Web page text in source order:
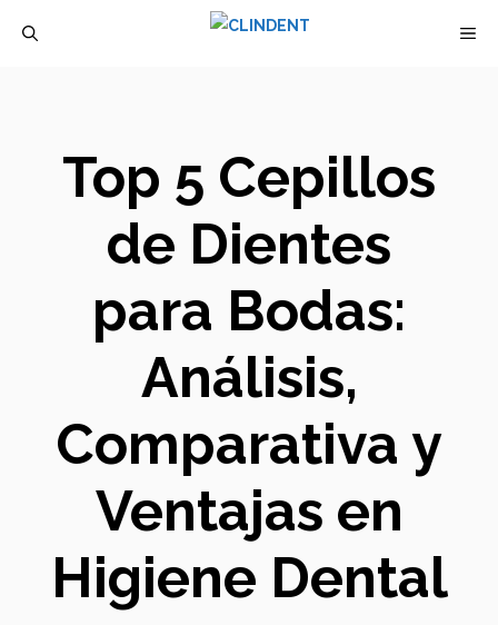
Top 5 Cepillos
de Dientes
para Bodas:
Análisis,
Comparativa y
Ventajas en
Higiene Dental